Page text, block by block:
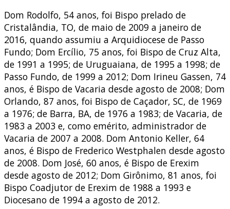
Dom Rodolfo, 54 anos, foi Bispo prelado de
Cristalândia, TO, de maio de 2009 a janeiro de
2016, quando assumiu a Arquidiocese de Passo
Fundo; Dom Ercílio, 75 anos, foi Bispo de Cruz Alta,
de 1991 a 1995; de Uruguaiana, de 1995 a 1998; de
Passo Fundo, de 1999 a 2012; Dom Irineu Gassen, 74
anos, é Bispo de Vacaria desde agosto de 2008; Dom
Orlando, 87 anos, foi Bispo de Caçador, SC, de 1969
a 1976; de Barra, BA, de 1976 a 1983; de Vacaria, de
1983 a 2003 e, como emérito, administrador de
Vacaria de 2007 a 2008. Dom Antonio Keller, 64
anos, é Bispo de Frederico Westphalen desde agosto
de 2008. Dom José, 60 anos, é Bispo de Erexim
desde agosto de 2012; Dom Girônimo, 81 anos, foi
Bispo Coadjutor de Erexim de 1988 a 1993 e
Diocesano de 1994 a agosto de 2012.